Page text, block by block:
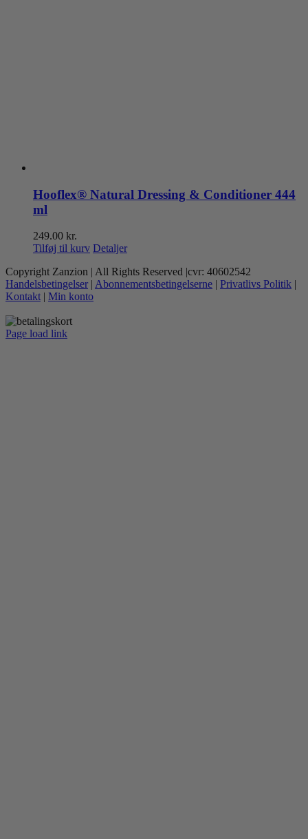
Hooflex® Natural Dressing & Conditioner 444
ml
249.00 kr.
Tilføj til kurv Detaljer
Copyright Zanzion | All Rights Reserved |cvr: 40602542
Handelsbetingelser | Abonnementsbetingelserne | Privatlivs Politik |
Kontakt | Min konto
Page load link